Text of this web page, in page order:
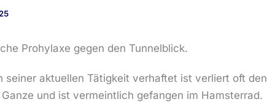
Prohylaxe gegen den Tunnelblick.
seiner aktuellen Tätigkeit verhaftet ist verliert oft den
und ist vermeintlich gefangen im Hamsterrad.